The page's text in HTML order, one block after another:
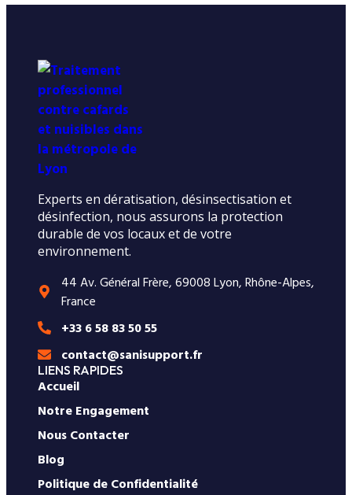
Experts en dératisation, désinsectisation et
désinfection, nous assurons la protection
durable de vos locaux et de votre
environnement.
44 Av. Général Frère, 69008 Lyon, Rhône-Alpes,
France
+33 6 58 83 50 55
contact@sanisupport.fr
LIENS RAPIDES
Accueil
Notre Engagement
Nous Contacter
Blog
Politique de Confidentialité